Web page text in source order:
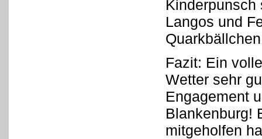
Kinderpunsch
Langos und
Fazit: Ein
Wetter sehr
Engagement
Blankenburg!
mitgeholfen